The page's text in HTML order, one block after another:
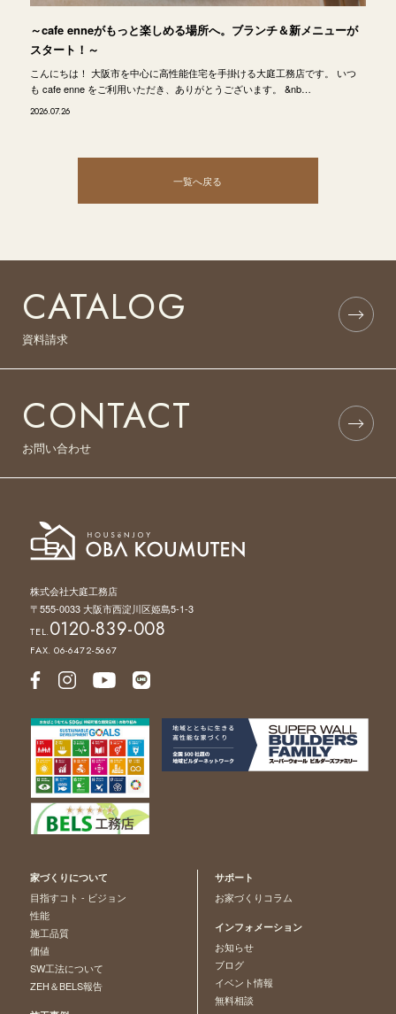
～cafe enneがもっと楽しめる場所へ。ブランチ＆新メニューが
スタート！～
こんにちは！ 大阪市を中心に高性能住宅を手掛ける大庭工務店です。 いつ
も cafe enne をご利用いただき、ありがとうございます。 &nb…
2026.07.26
一覧へ戻る
CATALOG
資料請求
CONTACT
お問い合わせ
株式会社大庭工務店
〒555-0033 大阪市西淀川区姫島5-1-3
TEL.0120-839-008
FAX. 06-6472-5667
家づくりについて
目指すコト - ビジョン
性能
施工品質
価値
SW工法について
ZEH＆BELS報告
サポート
お家づくりコラム
インフォメーション
お知らせ
ブログ
イベント情報
無料相談